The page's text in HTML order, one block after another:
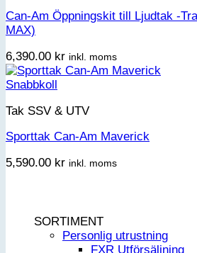
Can-Am Öppningskit till Ljudtak -
MAX)
6,390.00 kr inkl. moms
Snabbkoll
Tak SSV & UTV
Sporttak Can-Am Maverick
5,590.00 kr inkl. moms
SORTIMENT
Personlig utrustning
FXR Utförsäljning